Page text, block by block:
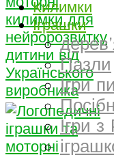
Килимки
Іграшки
Пазли
Ігри
Ігри